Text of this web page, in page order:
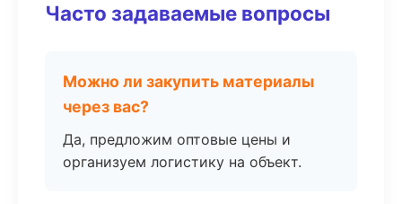
Часто задаваемые вопросы
Можно ли закупить материалы
через вас?
Да, предложим оптовые цены и
организуем логистику на объект.